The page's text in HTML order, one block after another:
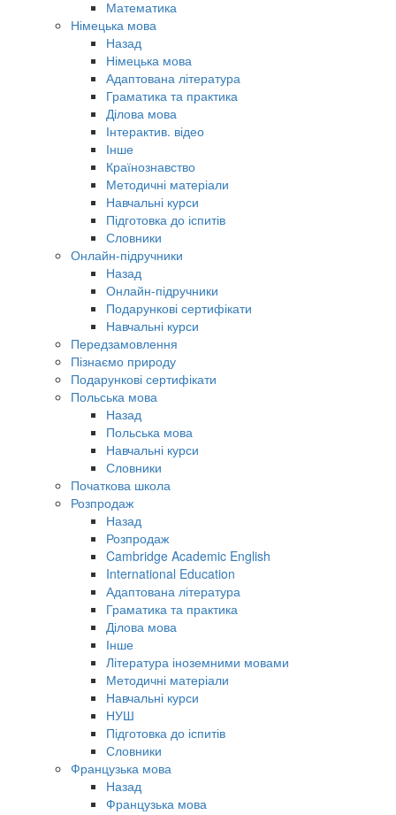
Математика
Німецька мова
Назад
Німецька мова
Адаптована література
Граматика та практика
Ділова мова
Інтерактив. відео
Інше
Країнознавство
Методичні матеріали
Навчальні курси
Підготовка до іспитів
Словники
Онлайн-підручники
Назад
Онлайн-підручники
Подарункові сертифікати
Навчальні курси
Передзамовлення
Пізнаємо природу
Подарункові сертифікати
Польська мова
Назад
Польська мова
Навчальні курси
Словники
Початкова школа
Розпродаж
Назад
Розпродаж
Cambridge Academic English
International Education
Адаптована література
Граматика та практика
Ділова мова
Інше
Література іноземними мовами
Методичні матеріали
Навчальні курси
НУШ
Підготовка до іспитів
Словники
Французька мова
Назад
Французька мова